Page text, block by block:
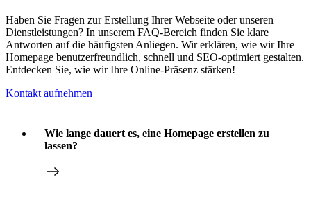
Haben Sie Fragen zur Erstellung Ihrer Webseite oder unseren
Dienstleistungen? In unserem FAQ-Bereich finden Sie klare
Antworten auf die häufigsten Anliegen. Wir erklären, wie wir Ihre
Homepage benutzerfreundlich, schnell und SEO-optimiert gestalten.
Entdecken Sie, wie wir Ihre Online-Präsenz stärken!
Kontakt aufnehmen
Wie lange dauert es, eine Homepage erstellen zu
lassen?